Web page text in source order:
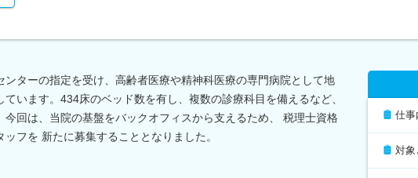
ンターの指定を受け、高齢者医療や精神科医療の専門病院として地
います。434床のベッド数を有し、複数の診療科目を備えるなど、
今回は、当院の基盤をバックオフィスから支えるため、 税理士資格
フを 新たに募集することとなりました。
仕事
対象